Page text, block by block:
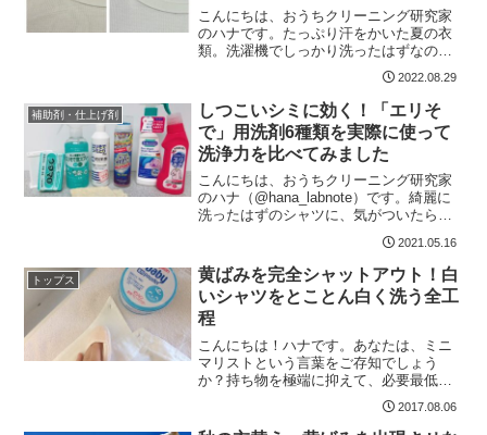
際に検証してみた
こんにちは、おうちクリーニング研究家
のハナです。たっぷり汗をかいた夏の衣
類。洗濯機でしっかり洗ったはずなの
に、しまっておいた服の首元や脇に黄ば
みが発生で愕然としたことってあります
よね。ネットで「黄ばみの落とし方」な
んて記事を探すけど、たくさ...
2022.08.29
補助剤・仕上げ剤
しつこいシミに効く！「エリそ
で」用洗剤6種類を実際に使って
洗浄力を比べてみました
こんにちは、おうちクリーニング研究家
のハナ（@hana_labnote）です。綺麗に
洗ったはずのシャツに、気がついたら黄
ばみが発生していたということはありま
せんか？洗ってすぐは綺麗に見えても、
洗濯で落としきれなかった皮脂汚れが空
気に触れるこ...
2021.05.16
トップス
黄ばみを完全シャットアウト！白
いシャツをとことん白く洗う全工
程
こんにちは！ハナです。あなたは、ミニ
マリストという言葉をご存知でしょう
か？持ち物を極端に抑えて、必要最低限
のアイテムで生活している人達のことを
言うのですが、多くのミニマリスト達が
2017.08.06